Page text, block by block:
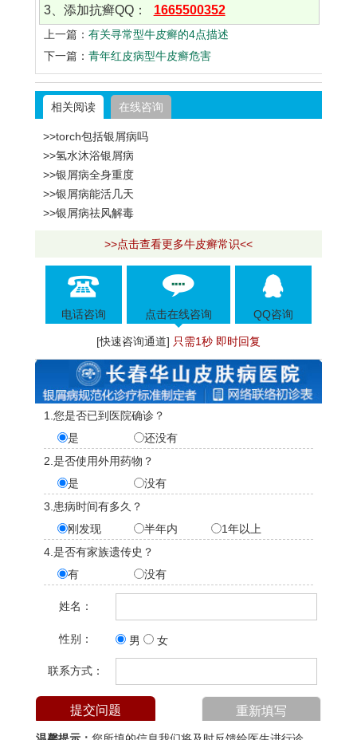
3、添加抗癣QQ：
1665500352
上一篇： 有关寻常型牛皮癣的4点描述
下一篇： 青年红皮病型牛皮癣危害
相关阅读 在线咨询
>>torch包括银屑病吗
>>氢水沐浴银屑病
>>银屑病全身重度
>>银屑病能活几天
>>银屑病祛风解毒
>>点击查看更多牛皮癣常识<<
电话咨询 点击在线咨询 QQ咨询
[快速咨询通道] 只需1秒 即时回复
1.您是否已到医院确诊？
是
还没有
2.是否使用外用药物？
是
没有
3.患病时间有多久？
刚发现
半年内
1年以上
4.是否有家族遗传史？
有
没有
姓名：
性别： 男 女
联系方式：